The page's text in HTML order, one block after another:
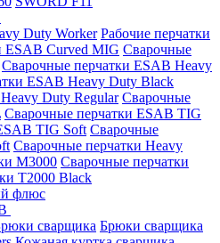
Duty Worker Рабочие перчатки
ESAB Curved MIG Сварочные
Сварочные перчатки ESAB Heavy
ESAB Heavy Duty Black
Duty Regular Сварочные
Сварочные перчатки ESAB TIG
TIG Soft Сварочные
Сварочные перчатки Heavy
M3000 Сварочные перчатки
T2000 Black
флюс
сварщика Брюки сварщика